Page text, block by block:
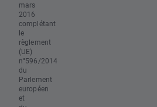
mars
2016
complétant
le
règlement
(UE)
n°596/2014
du
Parlement
européen
et